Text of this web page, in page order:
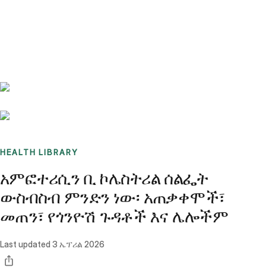
HEALTH LIBRARY
አምፎተሪሲን ቢ ኮሌስትሪል ሰልፌት
ውስብስብ ምንድን ነው፡ አጠቃቀሞች፣
መጠን፣ የጎንዮሽ ጉዳቶች እና ሌሎችም
Last updated 3 ኤፕሪል 2026